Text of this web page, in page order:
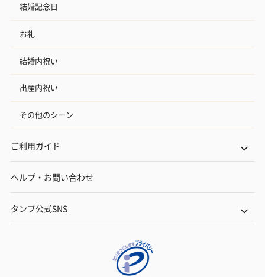
結婚記念日
お礼
結婚内祝い
出産内祝い
その他のシーン
ご利用ガイド
ヘルプ・お問い合わせ
タンプ公式SNS